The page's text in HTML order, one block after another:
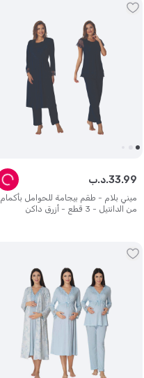
ميني بلام - طقم بيجامة للحوامل بأكمام
من الدانتيل - 3 قطع - أزرق داكن
د.ب.33.99